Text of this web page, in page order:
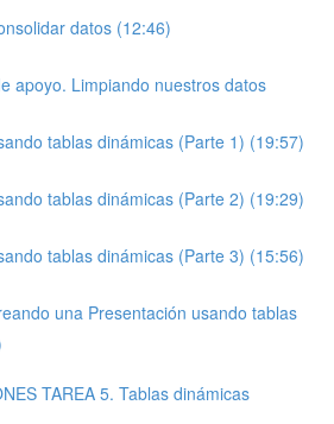
datos (12:46)
apoyo. Limpiando nuestros datos
tablas dinámicas (Parte 1) (19:57)
tablas dinámicas (Parte 2) (19:29)
tablas dinámicas (Parte 3) (15:56)
una Presentación usando tablas
TAREA 5. Tablas dinámicas